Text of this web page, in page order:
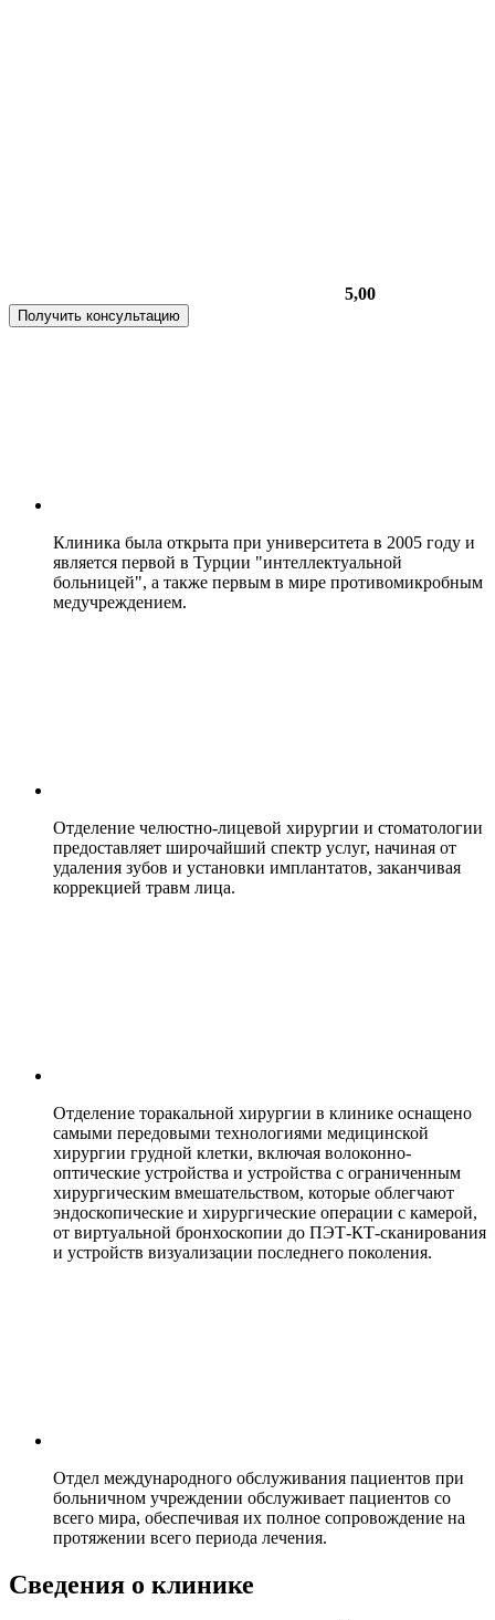
5,00
Получить консультацию
Клиника была открыта при университета в 2005 году и
является первой в Турции "интеллектуальной
больницей", а также первым в мире противомикробным
медучреждением.
Отделение челюстно-лицевой хирургии и стоматологии
предоставляет широчайший спектр услуг, начиная от
удаления зубов и установки имплантатов, заканчивая
коррекцией травм лица.
Отделение торакальной хирургии в клинике оснащено
самыми передовыми технологиями медицинской
хирургии грудной клетки, включая волоконно-
оптические устройства и устройства с ограниченным
хирургическим вмешательством, которые облегчают
эндоскопические и хирургические операции с камерой,
от виртуальной бронхоскопии до ПЭТ-КТ-сканирования
и устройств визуализации последнего поколения.
Отдел международного обслуживания пациентов при
больничном учреждении обслуживает пациентов со
всего мира, обеспечивая их полное сопровождение на
протяжении всего периода лечения.
Сведения о клинике